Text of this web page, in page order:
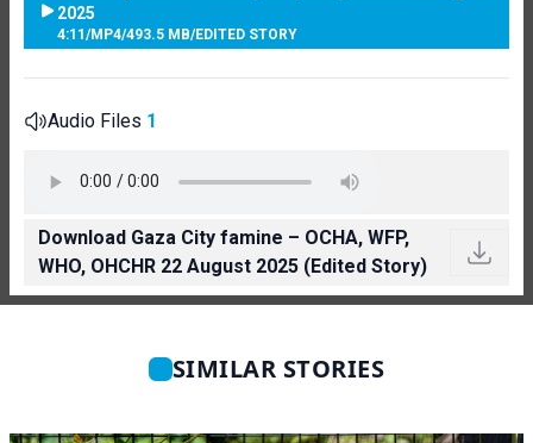
2025
4:11 /MP4/493.5 MB/EDITED STORY
Audio Files 1
Download Gaza City famine – OCHA, WFP,
WHO, OHCHR 22 August 2025 (Edited Story)
SIMILAR STORIES